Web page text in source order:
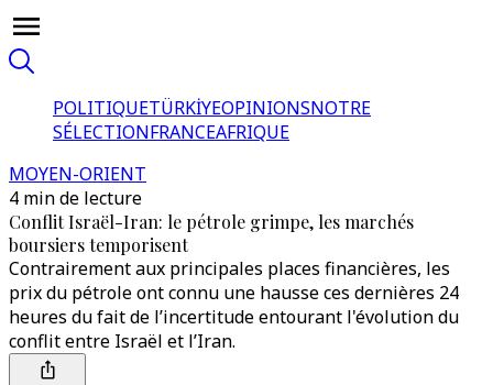
POLITIQUETÜRKİYEOPINIONSNOTRE
SÉLECTIONFRANCEAFRIQUE
MOYEN-ORIENT
4 min de lecture
Conflit Israël-Iran: le pétrole grimpe, les marchés
boursiers temporisent
Contrairement aux principales places financières, les
prix du pétrole ont connu une hausse ces dernières 24
heures du fait de l’incertitude entourant l'évolution du
conflit entre Israël et l’Iran.